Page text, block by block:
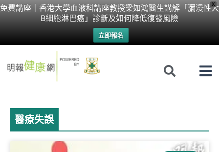
X
免費講座｜香港大學血液科講座教授梁如鴻醫生講解「瀰漫性大
B細胞淋巴癌」診斷及如何降低復發風險
立即報名
Skip
醫療失誤